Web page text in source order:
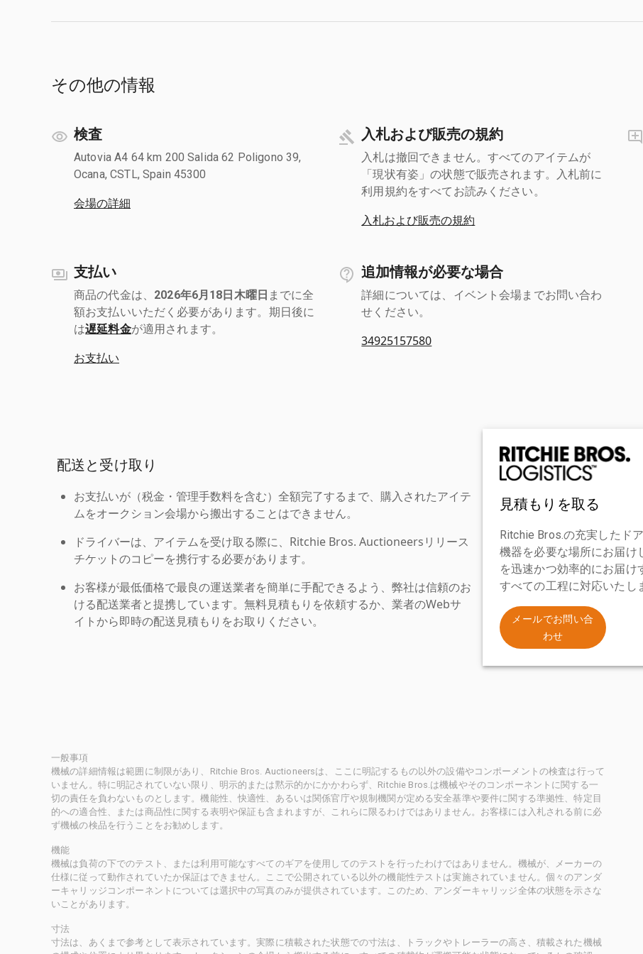
その他の情報
検査
Autovia A4 64 km 200 Salida 62 Poligono 39,
Ocana, CSTL, Spain 45300
会場の詳細
入札および販売の規約
入札は撤回できません。すべてのアイテムが
「現状有姿」の状態で販売されます。入札前に
利用規約をすべてお読みください。
入札および販売の規約
支払い
商品の代金は、 2026年6月18日木曜日 までに全
額お支払いいただく必要があります。期日後に
は遅延料金が適用されます。
お支払い
追加情報が必要な場合
詳細については、イベント会場までお問い合わ
せください。
34925157580
配送と受け取り
お支払いが（税金・管理手数料を含む）全額完了するまで、購入されたアイテ
ムをオークション会場から搬出することはできません。
ドライバーは、アイテムを受け取る際に、Ritchie Bros. Auctioneersリリース
チケットのコピーを携行する必要があります。
お客様が最低価格で最良の運送業者を簡単に手配できるよう、弊社は信頼のお
ける配送業者と提携しています。無料見積もりを依頼するか、業者のWebサ
イトから即時の配送見積もりをお取りください。
見積もりを取る
Ritchie Bros.の充実したド
機器を必要な場所にお届け
を迅速かつ効率的にお届
すべての工程に対応いたし
メールでお問い合
わせ
一般事項
機械の詳細情報は範囲に制限があり、Ritchie Bros. Auctioneersは、ここに明記するもの以外の設備やコンポーメントの検査は行って
いません。特に明記されていない限り、明示的または黙示的かにかかわらず、Ritchie Bros.は機械やそのコンポーネントに関する一
切の責任を負わないものとします。機能性、快適性、あるいは関係官庁や規制機関が定める安全基準や要件に関する準拠性、特定目
的への適合性、または商品性に関する表明や保証も含まれますが、これらに限るわけではありません。お客様には入札される前に必
ず機械の検品を行うことをお勧めします。
機能
機械は負荷の下でのテスト、または利用可能なすべてのギアを使用してのテストを行ったわけではありません。機械が、メーカーの
仕様に従って動作されていたか保証はできません。ここで公開されている以外の機能性テストは実施されていません。個々のアンダ
ーキャリッジコンポーネントについては選択中の写真のみが提供されています。このため、アンダーキャリッジ全体の状態を示さな
いことがあります。
寸法
寸法は、あくまで参考として表示されています。実際に積載された状態での寸法は、トラックやトレーラーの高さ、積載された機械